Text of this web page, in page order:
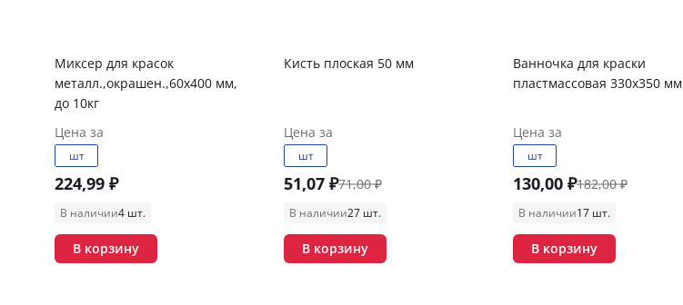
Миксер для красок
металл.,окрашен.,60х400 мм,
до 10кг
Цена за
шт
224,99 ₽
В наличии4 шт.
В корзину
Кисть плоская 50 мм
Цена за
шт
51,07 ₽71,00 ₽
В наличии27 шт.
В корзину
Ванночка для краски
пластмассовая 330х350 мм
Цена за
шт
130,00 ₽182,00 ₽
В наличии17 шт.
В корзину